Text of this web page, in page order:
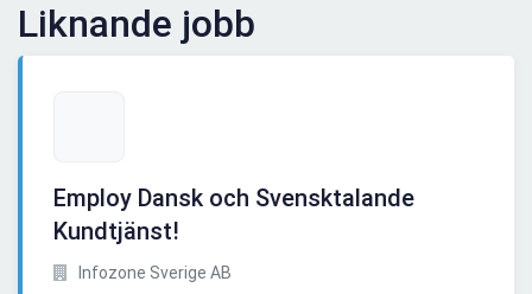
Liknande jobb
Employ Dansk och Svensktalande
Kundtjänst!
Infozone Sverige AB